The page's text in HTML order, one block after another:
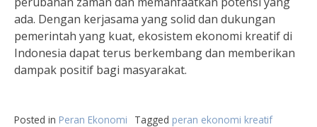
ada. Dengan kerjasama yang solid dan dukungan
pemerintah yang kuat, ekosistem ekonomi kreatif di
Indonesia dapat terus berkembang dan memberikan
dampak positif bagi masyarakat.
Posted in Peran Ekonomi Tagged peran ekonomi kreatif